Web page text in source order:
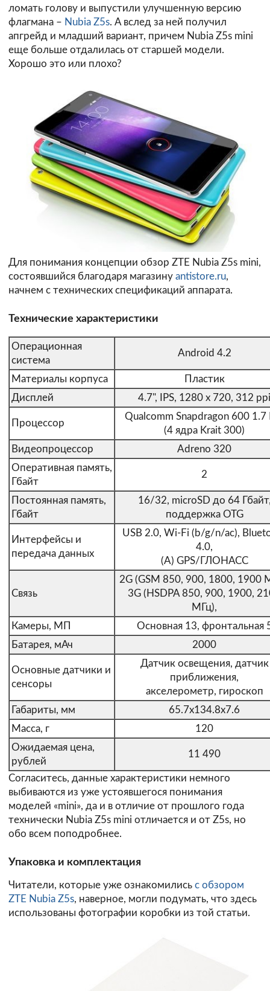
ломать голову и выпустили улучшенную версию
флагмана – Nubia Z5s. А вслед за ней получил
апгрейд и младший вариант, причем Nubia Z5s mini
еще больше отдалилась от старшей модели.
Хорошо это или плохо?
Для понимания концепции обзор ZTE Nubia Z5s mini,
состоявшийся благодаря магазину antistore.ru,
начнем с технических спецификаций аппарата.
Технические характеристики
Операционная
система
Android 4.2
Материалы корпуса
Пластик
Дисплей
4.7", IPS, 1280 x 720, 312 ppi
Процессор
Qualcomm Snapdragon 600 1.7
(4 ядра Krait 300)
Видеопроцессор
Adreno 320
Оперативная память,
Гбайт
2
Постоянная память,
Гбайт
16/32, microSD до 64
поддержка OTG
Интерфейсы и
передача данных
USB 2.0, Wi-Fi (b/g/n/ac),
4.0,
(A) GPS/ГЛОНАСС
Связь
2G (GSM 850, 900, 1800, 1900
3G (HSDPA 850, 900, 1900,
МГц),
Камеры, МП
Основная 13, фронтальная
Батарея, мАч
2000
Основные датчики и
сенсоры
Датчик освещения, датчик
приближения,
акселерометр, гироскоп
Габариты, мм
65.7x134.8x7.6
Масса, г
120
Ожидаемая цена,
рублей
11 490
Согласитесь, данные характеристики немного
выбиваются из уже устоявшегося понимания
моделей «mini», да и в отличие от прошлого года
технически Nubia Z5s mini отличается и от Z5s, но
обо всем поподробнее.
Упаковка и комплектация
Читатели, которые уже ознакомились с обзором
ZTE Nubia Z5s, наверное, могли подумать, что здесь
использованы фотографии коробки из той статьи.